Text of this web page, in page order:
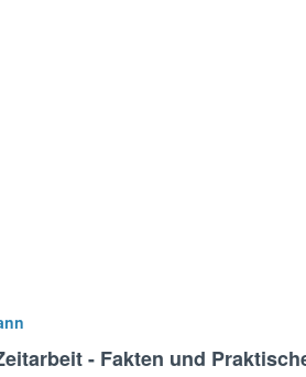
- Fakten und